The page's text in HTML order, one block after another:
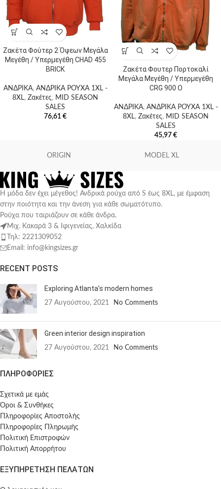
Ζακέτα Φούτερ 2 Όψεων Μεγάλα
Μεγέθη / Υπερμεγέθη CHAD 455
BRICK
ΑΝΔΡΙΚΑ, ΑΝΔΡΙΚΑ ΡΟΥΧΑ 1XL -
8XL, Ζακέτες, MID SEASON
SALES
76,61 €
Ζακέτα Φουτερ Πορτοκαλί
Μεγάλα Μεγέθη / Υπερμεγέθη
CRG 900 O
ΑΝΔΡΙΚΑ, ΑΝΔΡΙΚΑ ΡΟΥΧΑ 1XL -
8XL, Ζακέτες, MID SEASON
SALES
45,97 €
ORIGIN MODEL XL
Η μόδα δεν έχει μέγεθος! Ανδρικά ρούχα από S έως 8XL, με έμφαση
στην ποιότητα και την άνεση για κάθε σωματότυπο.
Ρούχα που ταιριάζουν σε κάθε άνδρα.
Μιχ. Κακαρά 3 & Ιφιγενείας, Χαλκίδα
Τηλ: 2221309052
Email: info@kingsizes.gr
RECENT POSTS
Exploring Atlanta’s modern homes
27 Αυγούστου, 2021 No Comments
Green interior design inspiration
27 Αυγούστου, 2021 No Comments
ΠΛΗΡΟΦΟΡΙΕΣ
Σχετικά με εμάς
Όροι & Συνθήκες
Πληροφορίες Αποστολής
Πληροφορίες Πληρωμής
Πολιτική Επιστροφών
Πολιτική Απορρήτου
ΕΞΥΠΗΡΕΤΗΣΗ ΠΕΛΑΤΩΝ